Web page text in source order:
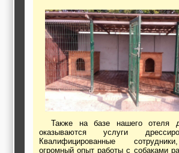
Трудоустройство,
кадровые агентства,
крюининг
Программирование
сайта
Также на базе нашего отеля для животных
оказываются услуги
Квалифицированные
огромный опыт работы с собаками